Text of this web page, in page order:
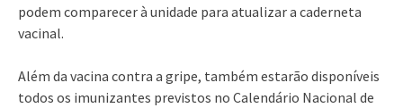
podem comparecer à unidade para atualizar a caderneta
vacinal.
Além da vacina contra a gripe, também estarão disponíveis
todos os imunizantes previstos no Calendário Nacional de